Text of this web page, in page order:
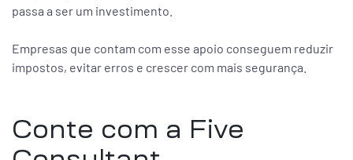
passa a ser um investimento.
Empresas que contam com esse apoio conseguem reduzir
impostos, evitar erros e crescer com mais segurança.
Conte com a Five